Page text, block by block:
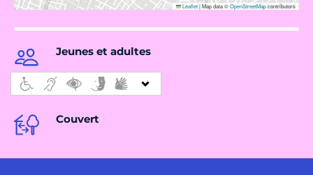
Leaflet|Map data ©OpenStreetMapcontributors
Jeunes et adultes
Couvert